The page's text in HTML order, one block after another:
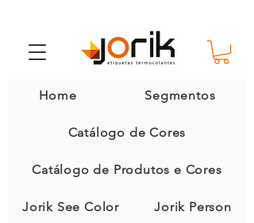
Home Segmentos
Catálogo de Cores
Catálogo de Produtos e Cores
Jorik See Color Jorik Person